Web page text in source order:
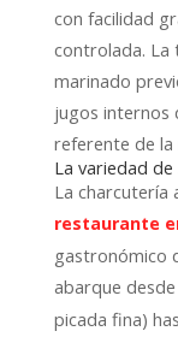
con facilidad
controlada. La
marinado
jugos internos
referente de la
La variedad
La charcutería
restaurante
gastronómico
abarque desde
picada fina)